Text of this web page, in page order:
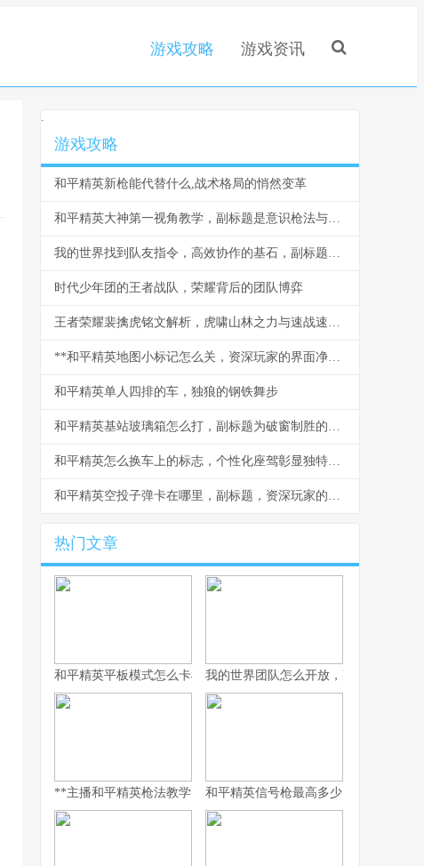
游戏攻略 游戏资讯
.
游戏攻略
和平精英新枪能代替什么,战术格局的悄然变革
和平精英大神第一视角教学，副标题是意识枪法与细节的终极进阶
我的世界找到队友指令，高效协作的基石，副标题，探索多人游戏中的团队连接之道
时代少年团的王者战队，荣耀背后的团队博弈
王者荣耀裴擒虎铭文解析，虎啸山林之力与速战速决之艺
**和平精英地图小标记怎么关，资深玩家的界面净化指南**
和平精英单人四排的车，独狼的钢铁舞步
和平精英基站玻璃箱怎么打，副标题为破窗制胜的战术精髓
和平精英怎么换车上的标志，个性化座驾彰显独特风采
和平精英空投子弹卡在哪里，副标题，资深玩家的战术解析
热门文章
和平精英平板模式怎么卡枪，高手压枪与视野的秘诀
我的世界团队怎么开放，副标题，从封
**主播和平精英枪法教学，从入门到精通的核心秘诀**
和平精英信号枪最高多少，探寻信号枪